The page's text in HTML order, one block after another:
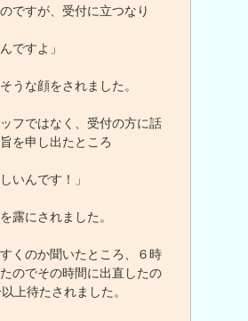
ですが、受付に立つなり
ですよ」
うな顔をされました。
フではなく、受付の方に話
を申し出たところ
いんです！」
露にされました。
くのか聞いたところ、６時
のでその時間に出直したの
上待たされました。